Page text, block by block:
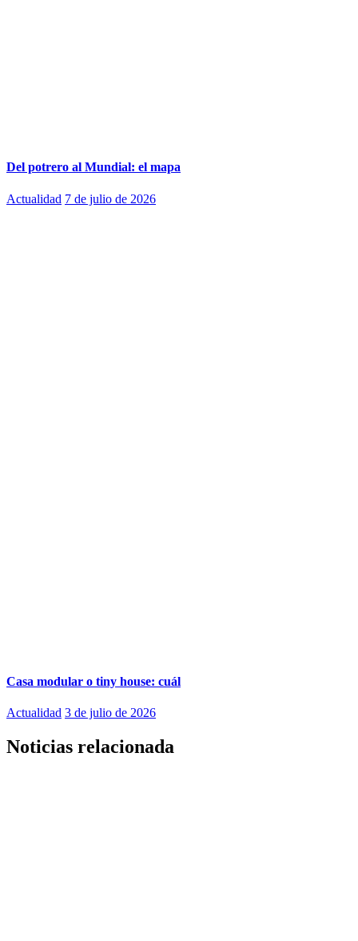
Del potrero al Mundial: el mapa
Actualidad 7 de julio de 2026
Casa modular o tiny house: cuál
Actualidad 3 de julio de 2026
Noticias relacionada